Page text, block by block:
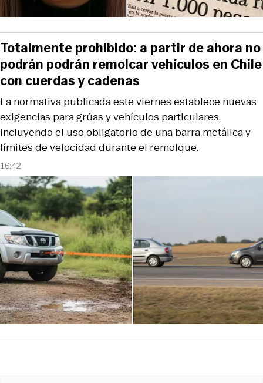
16:42
La normativa publicada este viernes establece nuevas
exigencias para grúas y vehículos particulares,
incluyendo el uso obligatorio de una barra metálica y
límites de velocidad durante el remolque.
Totalmente prohibido: a partir de ahora no
podrán podrán remolcar vehículos en Chile
con cuerdas y cadenas